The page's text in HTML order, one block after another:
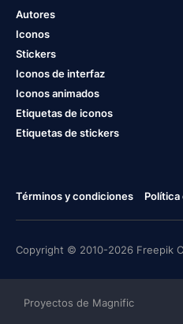
Autores
Iconos
Stickers
Iconos de interfaz
Iconos animados
Etiquetas de iconos
Etiquetas de stickers
Términos y condiciones Política
Copyright © 2010-2026 Freepik
Proyectos de Magnific